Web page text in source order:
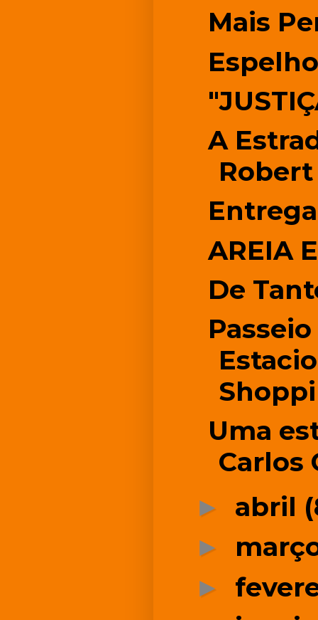
Mais
A
Entrega
AREIA
De
Uma
Carlos
► abril
►
►